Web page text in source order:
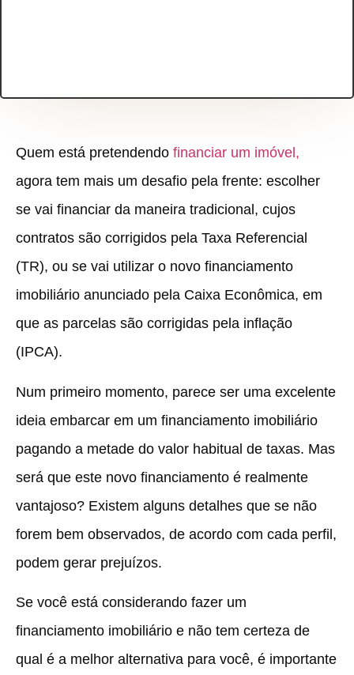
Quem está pretendendo financiar um imóvel,
agora tem mais um desafio pela frente: escolher
se vai financiar da maneira tradicional, cujos
contratos são corrigidos pela Taxa Referencial
(TR), ou se vai utilizar o novo financiamento
imobiliário anunciado pela Caixa Econômica, em
que as parcelas são corrigidas pela inflação
(IPCA).
Num primeiro momento, parece ser uma excelente
ideia embarcar em um financiamento imobiliário
pagando a metade do valor habitual de taxas. Mas
será que este novo financiamento é realmente
vantajoso? Existem alguns detalhes que se não
forem bem observados, de acordo com cada perfil,
podem gerar prejuízos.
Se você está considerando fazer um
financiamento imobiliário e não tem certeza de
qual é a melhor alternativa para você, é importante